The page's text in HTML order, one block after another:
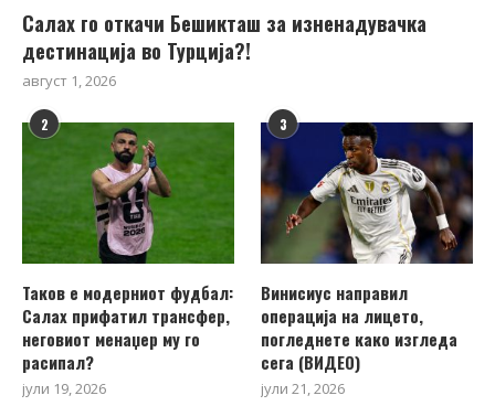
Салах го откачи Бешикташ за изненадувачка
дестинација во Турција?!
август 1, 2026
2
Таков е модерниот фудбал:
Салах прифатил трансфер,
неговиот менаџер му го
расипал?
јули 19, 2026
3
Винисиус направил
операција на лицето,
погледнете како изгледа
сега (ВИДЕО)
јули 21, 2026